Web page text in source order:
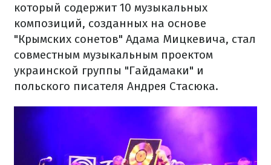
который содержит 10 музыкальных
композиций, созданных на основе
"Крымских сонетов" Адама Мицкевича, стал
совместным музыкальным проектом
украинской группы "Гайдамаки" и
польского писателя Андрея Стасюка.